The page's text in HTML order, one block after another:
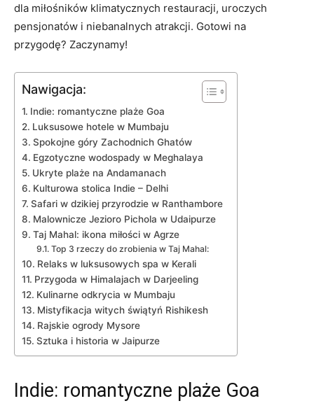
dla miłośników ⁢klimatycznych restauracji, uroczych
pensjonatów i niebanalnych atrakcji. Gotowi na⁤
przygodę? Zaczynamy!
Nawigacja:
Indie: ⁣romantyczne plaże Goa
Luksusowe hotele w Mumbaju
Spokojne góry ⁢Zachodnich Ghatów
Egzotyczne wodospady w Meghalaya
Ukryte plaże na ⁣Andamanach
Kulturowa stolica Indie – Delhi
Safari w dzikiej ‌przyrodzie w Ranthambore
Malownicze ⁣Jezioro Pichola w Udaipurze
Taj Mahal: ikona miłości w Agrze
Top 3 rzeczy ⁣do zrobienia w Taj Mahal:
Relaks w ⁤luksusowych spa w Kerali
Przygoda w Himalajach w Darjeeling
Kulinarne odkrycia ⁣w Mumbaju
Mistyfikacja witych świątyń Rishikesh
Rajskie ogrody Mysore
Sztuka i historia w Jaipurze
Indie: ⁣romantyczne plaże Goa